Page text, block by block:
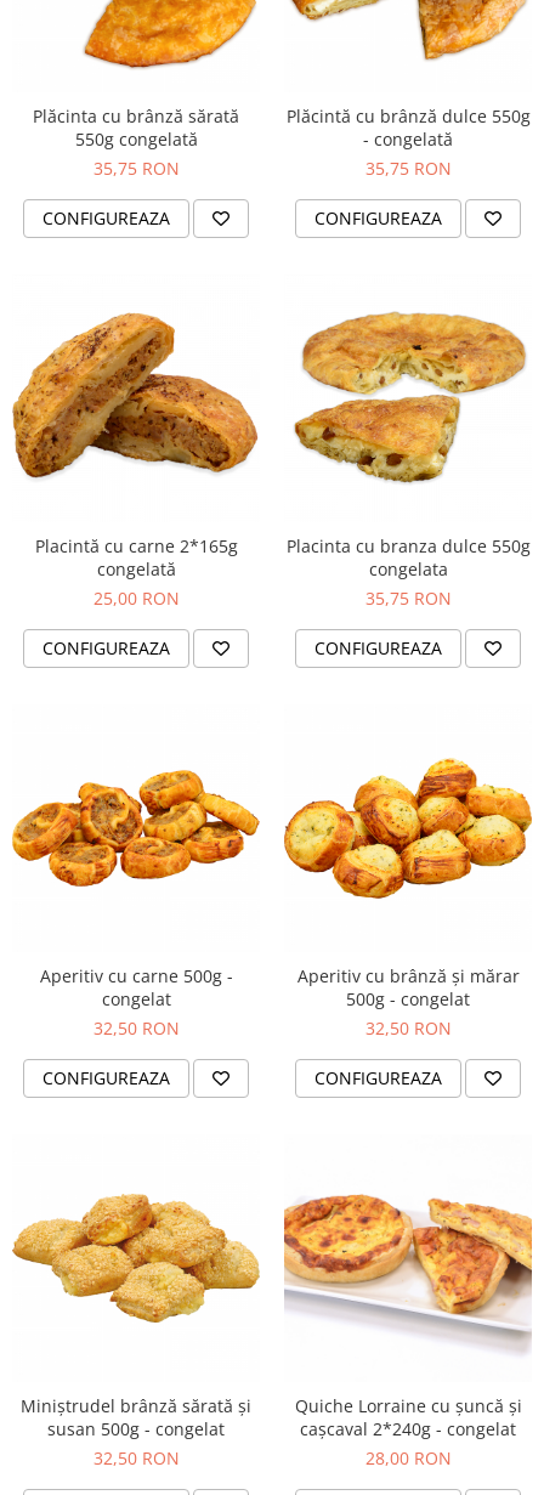
Faina Profesionala
Fursecuri vrac
Cadouri
Pachete Cadou
Cozonac Wine Collection
Vinuri Casa Isarescu
Glucoza
Halva
Nuga
Rahat
Plăcinta cu brânză sărată
550g congelată
35,75 RON
CONFIGUREAZA
Plăcintă cu brânză dulce 550g
- congelată
35,75 RON
CONFIGUREAZA
Placintă cu carne 2*165g
congelată
25,00 RON
CONFIGUREAZA
Placinta cu branza dulce 550g
congelata
35,75 RON
CONFIGUREAZA
Aperitiv cu carne 500g -
congelat
32,50 RON
CONFIGUREAZA
Aperitiv cu brânză și mărar
500g - congelat
32,50 RON
CONFIGUREAZA
Miniștrudel brânză sărată și
susan 500g - congelat
32,50 RON
Quiche Lorraine cu șuncă și
cașcaval 2*240g - congelat
28,00 RON